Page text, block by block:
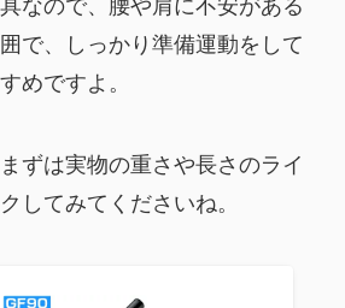
なので、腰や肩に不安がある
で、しっかり準備運動をして
めですよ。
ずは実物の重さや長さのライ
してみてくださいね。